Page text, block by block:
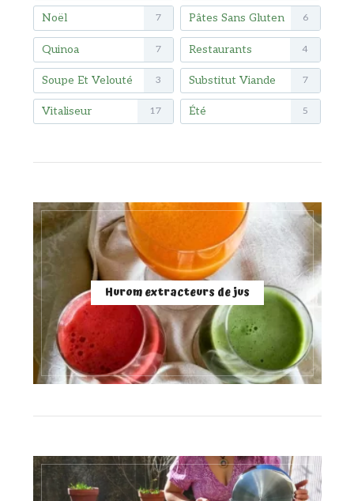
Noël 7 Pâtes Sans Gluten 6
Quinoa 7 Restaurants 4
Soupe Et Velouté 3 Substitut Viande 7
Vitaliseur 17 Été 5
Hurom extracteurs de jus